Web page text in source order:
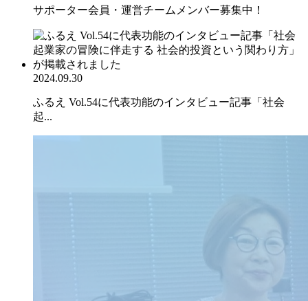
サポーター会員・運営チームメンバー募集中！
2024.09.30
ふるえ Vol.54に代表功能のインタビュー記事「社会
起...